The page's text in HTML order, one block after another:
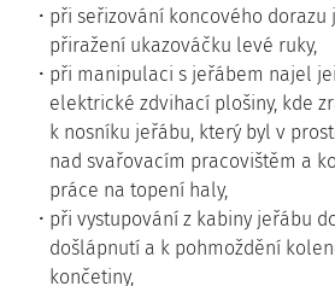
při seřizování koncového dorazu
přiražení ukazováčku levé ruky,
při manipulaci s jeřábem najel
elektrické zdvihací plošiny, kde
k nosníku jeřábu, který byl v
nad svařovacím pracovištěm a
práce na topení haly,
při vystupování z kabiny jeřábu
došlápnutí a k pohmoždění
končetiny,